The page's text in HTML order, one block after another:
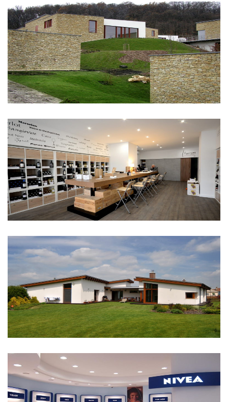
Nagykovácsi
Ferszt Vinothek Bécs
Tarján
Nivea showroom